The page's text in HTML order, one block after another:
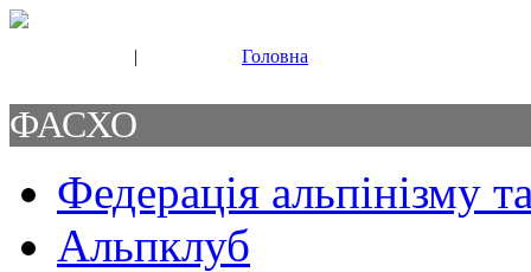
| Головна
ФАСХО
Федерація альпінізму
Альпклуб